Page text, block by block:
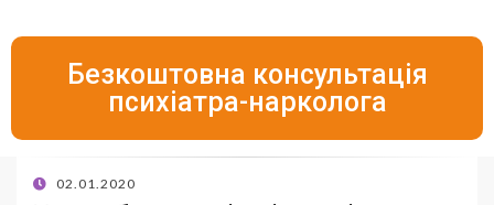
Безкоштовна консультація
психіатра-нарколога
02.01.2020